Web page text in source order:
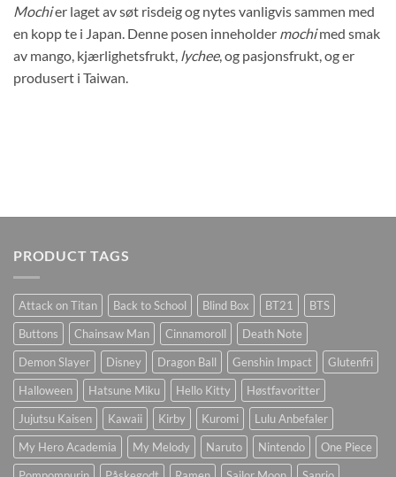
Mochier laget av søt risdeig og nytes vanligvis sammen med
en kopp te i Japan. Denne posen inneholder mochimed smak
av mango, kjærlighetsfrukt, lychee, og pasjonsfrukt, og er
produsert i Taiwan.
PRODUCT TAGS
Attack on Titan Back to School Blind Box BT21
BTS
Buttons
Chainsaw Man Cinnamoroll
Death Note
Demon Slayer
Disney Dragon Ball Genshin Impact
Glutenfri
Halloween
Hatsune Miku Hello Kitty
Høstfavoritter
Jujutsu Kaisen
Kawaii Kirby Kuromi
Lulu Anbefaler
My Hero Academia
My Melody Naruto Nintendo
One Piece